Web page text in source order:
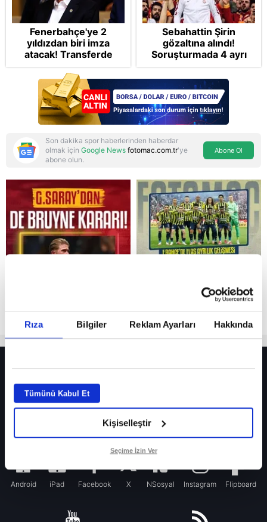
Rıza Bilgiler Reklam Ayarları Hakkında
Tümünü Kabul Et
Kişiselleştir
Seçime İzin Ver
Reddet
Fenerbahçe'ye 2
yıldızdan biri imza
atacak! Transferde
golcü harekatı...
Sebahattin Şirin
gözaltına alındı!
Soruşturmada 4 ayrı
suçlama var
Son dakika spor haberlerinden haberdar
olmak için Google News fotomac.com.tr'ye
abone olun.
Abone Ol
Fenerbahçe’de sürpriz ayrılık ihtimali! Devre arasında gelmişti
Fenerbahçe’nin yeni transferi Mason Greenwood için olay sözler!
Galatasaray’da rota yeniden Thiago Almada!
Android iPad Facebook X NSosyal Instagram Flipboard